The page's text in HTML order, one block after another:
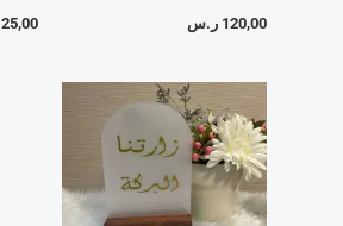
120,00 ر.س
25,00